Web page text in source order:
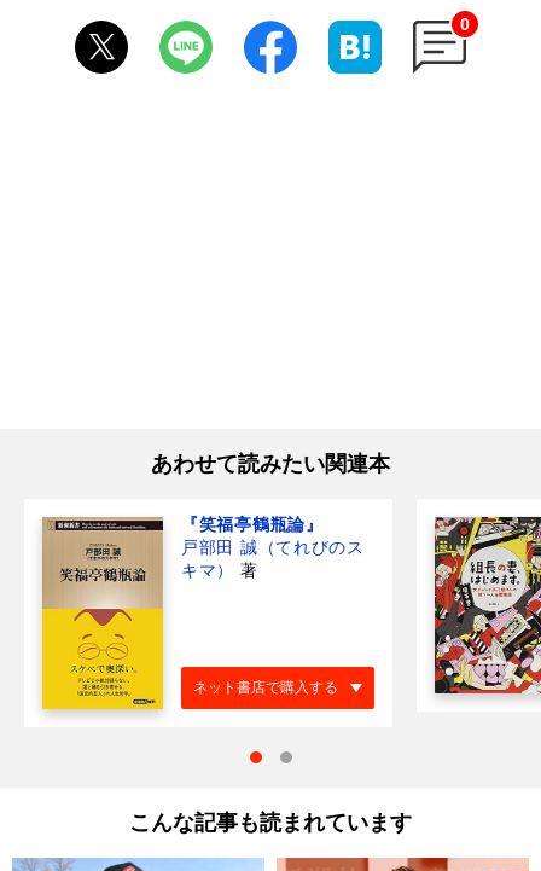
0
あわせて読みたい関連本
『笑福亭鶴瓶論』
戸部田 誠（てれびのス
キマ）
著
ネット書店で購入する
こんな記事も読まれています